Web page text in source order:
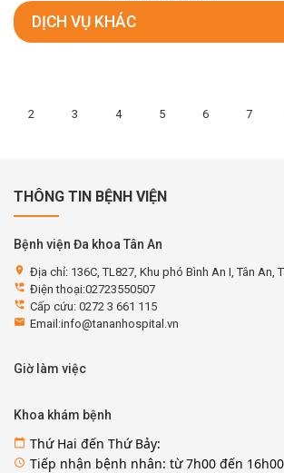
DỊCH VỤ KHÁC
2 3 4 5 6 7
THÔNG TIN BỆNH VIỆN
Bệnh viện Đa khoa Tân An
location_on Địa chỉ: 136C, TL827, Khu phó Bình An I, Tân An,
perm_phone_msg Điện thoại:02723550507
perm_phone_msg Cấp cứu: 0272 3 661 115
email Email:info@tananhospital.vn
Giờ làm việc
Khoa khám bệnh
calendar_today Thứ Hai đến Thứ Bảy:
access_time Tiếp nhận bệnh nhân: từ 7h00 đến 16h00